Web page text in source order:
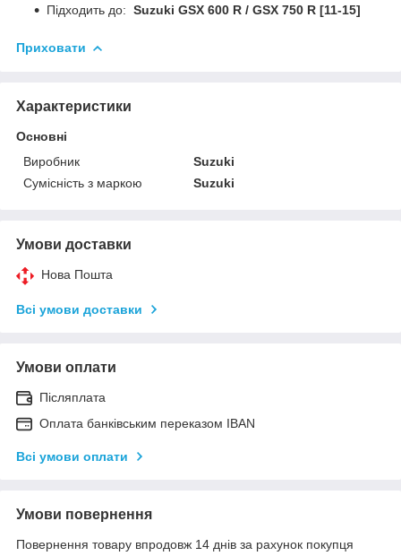
Підходить до: Suzuki GSX 600 R / GSX 750 R [11-15]
Приховати
Характеристики
Основні
Виробник
Suzuki
Сумісність з маркою
Suzuki
Умови доставки
Нова Пошта
Всі умови доставки
Умови оплати
Післяплата
Оплата банківським переказом IBAN
Всі умови оплати
Умови повернення
Повернення товару впродовж 14 днів за рахунок покупця